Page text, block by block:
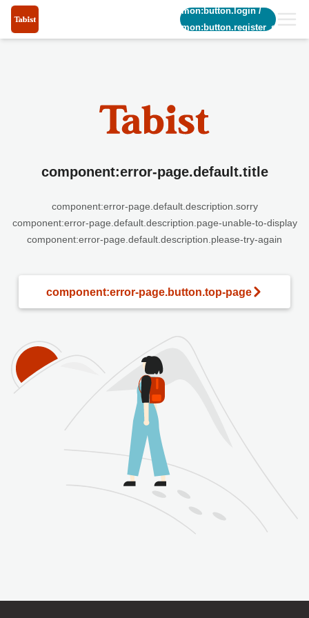
common:button.login/
common:button.register_short
component:error-page.default.title
component:error-page.default.description.sorry
component:error-page.default.description.page-unable-to-display
component:error-page.default.description.please-try-again
component:error-page.button.top-page